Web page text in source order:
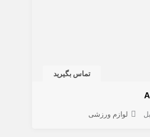
تماس بگیرید
لوازم ورزشی